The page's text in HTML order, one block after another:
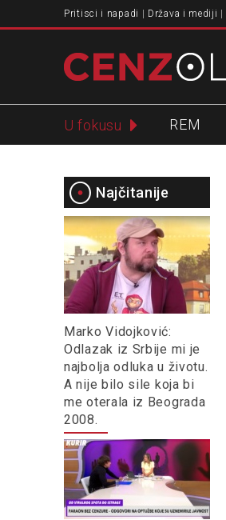
Pritisci i napadi Država i mediji
U fokusu REM
Najčitanije
Marko Vidojković:
Odlazak iz Srbije mi je
najbolja odluka u životu.
A nije bilo sile koja bi
me oterala iz Beograda
2008.